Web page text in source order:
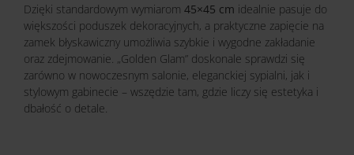
Dzięki standardowym wymiarom 45×45 cm idealnie pasuje do
większości poduszek dekoracyjnych, a praktyczne zapięcie na
zamek błyskawiczny umożliwia szybkie i wygodne zakładanie
oraz zdejmowanie. „Golden Glam” doskonale sprawdzi się
zarówno w nowoczesnym salonie, eleganckiej sypialni, jak i
stylowym gabinecie – wszędzie tam, gdzie liczy się estetyka i
dbałość o detale.